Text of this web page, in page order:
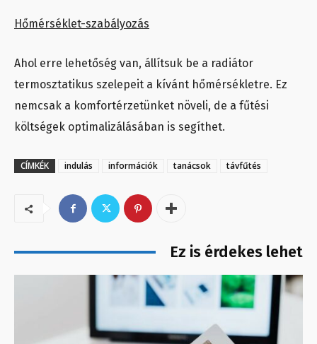
Hőmérséklet-szabályozás
Ahol erre lehetőség van, állítsuk be a radiátor
termosztatikus szelepeit a kívánt hőmérsékletre. Ez
nemcsak a komfortérzetünket növeli, de a fűtési
költségek optimalizálásában is segíthet.
CÍMKÉK indulás információk tanácsok távfűtés
Ez is érdekes lehet